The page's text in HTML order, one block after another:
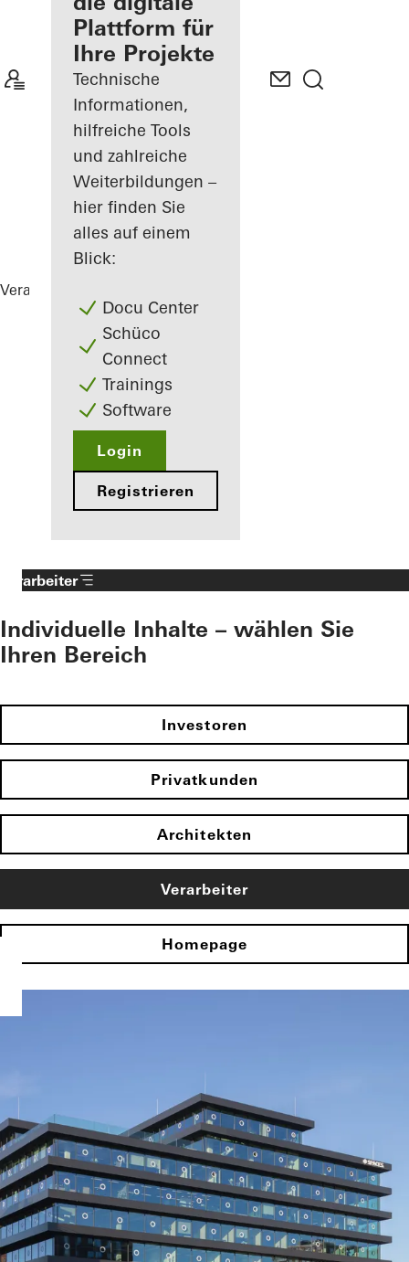
Mein
Arbeitsplatz
kennenlernen
Plattform für
Ihre Projekte
Technische
Informationen,
hilfreiche Tools
und zahlreiche
Weiterbildungen –
hier finden Sie
alles auf einem
Blick:
Docu Center
Schüco
Connect
Trainings
Software
Login
Registrieren
Verarbeiter
Verarbeiter
Individuelle Inhalte – wählen Sie
Ihren Bereich
Investoren
Privatkunden
Architekten
Verarbeiter
Homepage